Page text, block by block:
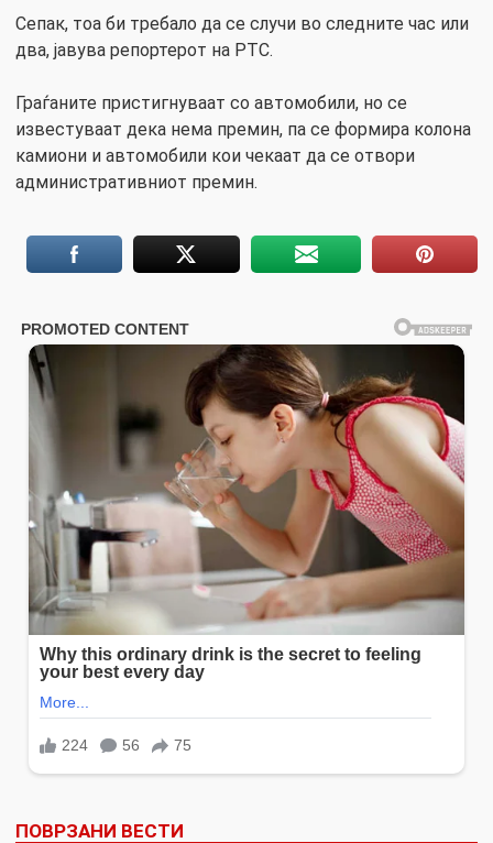
Сепак, тоа би требало да се случи во следните час или
два, јавува репортерот на РТС.
Граѓаните пристигнуваат со автомобили, но се
известуваат дека нема премин, па се формира колона
камиони и автомобили кои чекаат да се отвори
административниот премин.
ПОВРЗАНИ ВЕСТИ